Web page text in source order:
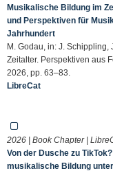
Musikalische Bildung im
und Perspektiven für
Jahrhundert
M. Godau, in: J. Schippling,
Zeitalter. Perspektiven aus
2026, pp. 63–83.
LibreCat
2026 | Book Chapter |
Von der Dusche zu
musikalische Bildung